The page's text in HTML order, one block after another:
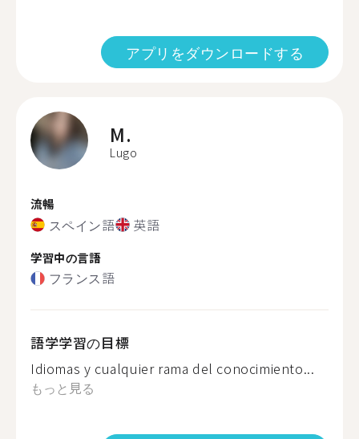
アプリをダウンロードする
M.
Lugo
流暢
スペイン語 英語
学習中の言語
フランス語
語学学習の目標
Idiomas y cualquier rama del conocimiento...
もっと見る